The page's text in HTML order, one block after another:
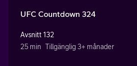
UFC Countdown 324
Avsnitt 132
25 min Tillgänglig 3+ månader